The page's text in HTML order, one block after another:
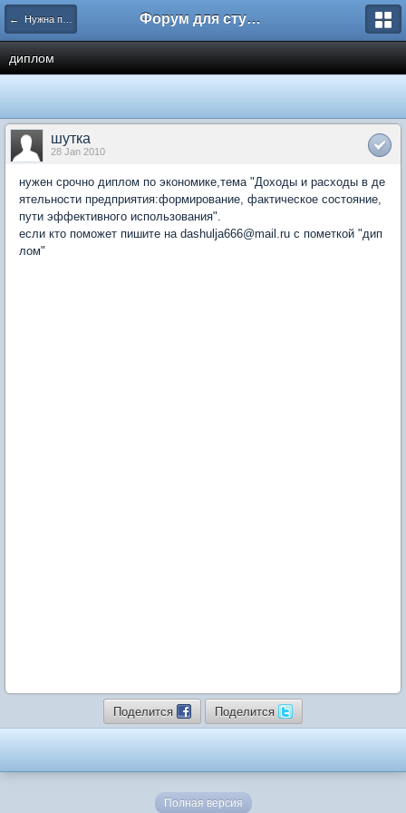
← Нужна помощь Форум для студента СГА
диплом
шутка
28 Jan 2010
нужен срочно диплом по экономике,тема "Доходы и расходы в де
ятельности предприятия:формирование, фактическое состояние,
пути эффективного использования".
если кто поможет пишите на dashulja666@mail.ru c пометкой "дип
лом"
Поделится Поделится
Полная версия